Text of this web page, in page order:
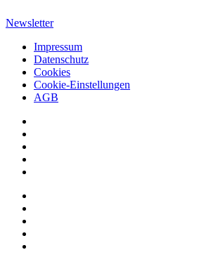
Newsletter
Impressum
Datenschutz
Cookies
Cookie-Einstellungen
AGB